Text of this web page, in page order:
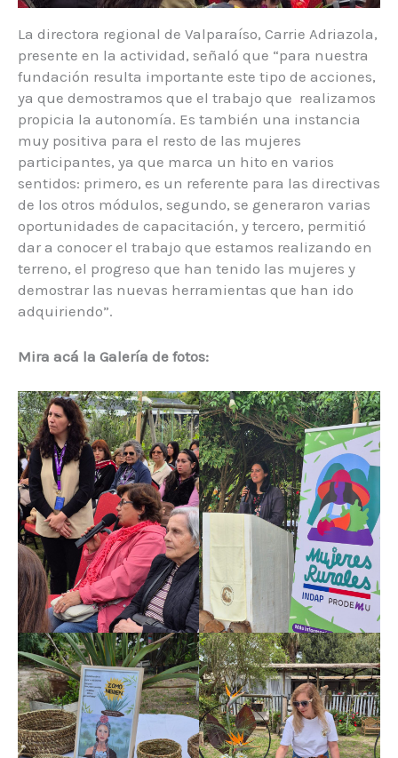
La directora regional de Valparaíso, Carrie Adriazola,
presente en la actividad, señaló que “para nuestra
fundación resulta importante este tipo de acciones,
ya que demostramos que el trabajo que realizamos
propicia la autonomía. Es también una instancia
muy positiva para el resto de las mujeres
participantes, ya que marca un hito en varios
sentidos: primero, es un referente para las directivas
de los otros módulos, segundo, se generaron varias
oportunidades de capacitación, y tercero, permitió
dar a conocer el trabajo que estamos realizando en
terreno, el progreso que han tenido las mujeres y
demostrar las nuevas herramientas que han ido
adquiriendo”.
Mira acá la Galería de fotos: